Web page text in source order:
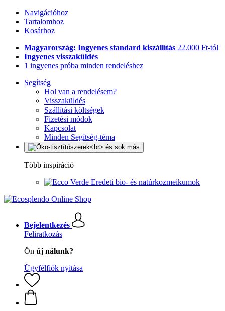
Navigációhoz
Tartalomhoz
Kosárhoz
Magyarország: Ingyenes standard kiszállítás 22.000 Ft-tól
Ingyenes visszaküldés
1 ingyenes próba minden rendeléshez
Segítség
Hol van a rendelésem?
Visszaküldés
Szállítási költségek
Fizetési módok
Kapcsolat
Minden Segítség-téma
Több inspiráció
Eredeti bio- és natúrkozmeikumok
Bejelentkezés
Feliratkozás
Ön új nálunk?
Ügyfélfiók nyitása